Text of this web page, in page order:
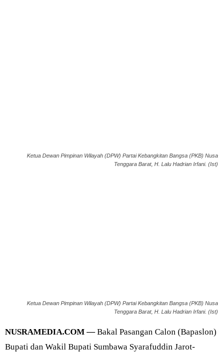
Ketua Dewan Pimpinan Wilayah (DPW) Partai Kebangkitan Bangsa (PKB) Nusa
Tenggara Barat, H. Lalu Hadrian Irfani. (Ist)
Ketua Dewan Pimpinan Wilayah (DPW) Partai Kebangkitan Bangsa (PKB) Nusa
Tenggara Barat, H. Lalu Hadrian Irfani. (Ist)
NUSRAMEDIA.COM —Bakal Pasangan Calon (Bapaslon)
Bupati dan Wakil Bupati Sumbawa Syarafuddin Jarot-